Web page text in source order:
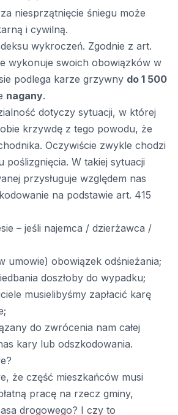
niesprzątnięcie śniegu może
i cywilną.
wykroczeń. Zgodnie z art.
wykonuje swoich obowiązków w
podlega karze grzywny do 1 500
nagany.
dotyczy sytuacji, w której
krzywdę z tego powodu, że
Oczywiście zwykle chodzi
poślizgnięcia. W takiej sytuacji
przysługuje względem nas
na podstawie art. 415
– jeśli najemca / dzierżawca /
umowie) obowiązek odśnieżania;
doszłoby do wypadku;
musielibyśmy zapłacić karę
do zwrócenia nam całej
kary lub odszkodowania.
że część mieszkańców musi
pracę na rzecz gminy,
drogowego? I czy to